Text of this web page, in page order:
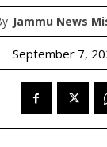
Jammu News
September 7,